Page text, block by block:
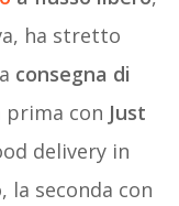
ha stretto
consegna di
prima con Just
delivery in
la seconda con